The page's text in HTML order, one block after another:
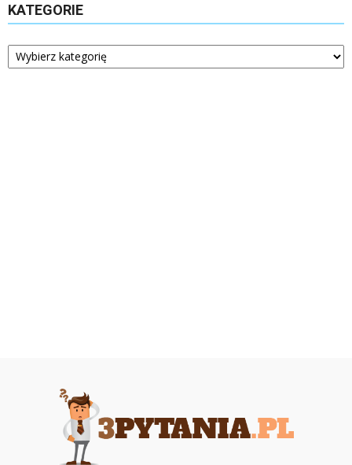
KATEGORIE
Kategorie